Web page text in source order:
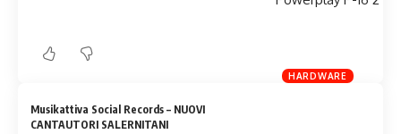
HARDWARE
Musikattiva Social Records – NUOVI
CANTAUTORI SALERNITANI